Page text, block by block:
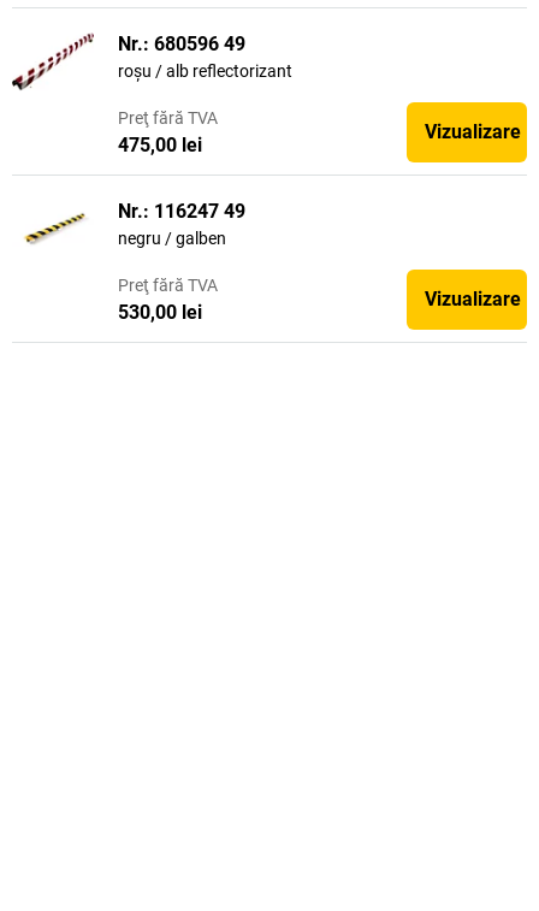
Nr.: 680596 49
roșu / alb reflectorizant
Preţ fără TVA
475,00 lei
Vizualizare
Nr.: 116247 49
negru / galben
Preţ fără TVA
530,00 lei
Vizualizare